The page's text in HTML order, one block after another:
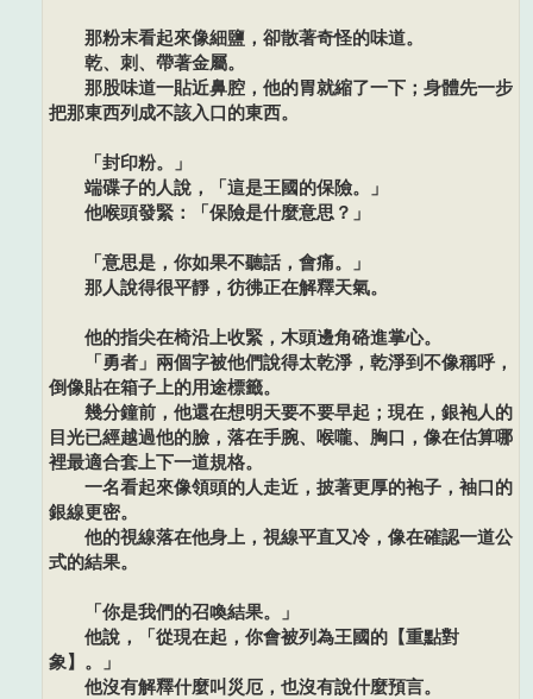
那粉末看起來像細鹽，卻散著奇怪的味道。
乾、刺、帶著金屬。
那股味道一貼近鼻腔，他的胃就縮了一下；身體先一步
把那東西列成不該入口的東西。
「封印粉。」
端碟子的人說，「這是王國的保險。」
他喉頭發緊：「保險是什麼意思？」
「意思是，你如果不聽話，會痛。」
那人說得很平靜，彷彿正在解釋天氣。
他的指尖在椅沿上收緊，木頭邊角硌進掌心。
「勇者」兩個字被他們說得太乾淨，乾淨到不像稱呼，
倒像貼在箱子上的用途標籤。
幾分鐘前，他還在想明天要不要早起；現在，銀袍人的
目光已經越過他的臉，落在手腕、喉嚨、胸口，像在估算哪
裡最適合套上下一道規格。
一名看起來像領頭的人走近，披著更厚的袍子，袖口的
銀線更密。
他的視線落在他身上，視線平直又冷，像在確認一道公
式的結果。
「你是我們的召喚結果。」
他說，「從現在起，你會被列為王國的【重點對
象】。」
他沒有解釋什麼叫災厄，也沒有說什麼預言。